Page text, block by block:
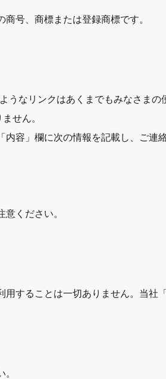
号、商標または登録商標です。
うなリンクはあくまでもみなさまの
せん。
容」欄に次の情報を記載し、ご連絡
ください。
用することは一切ありません。当社